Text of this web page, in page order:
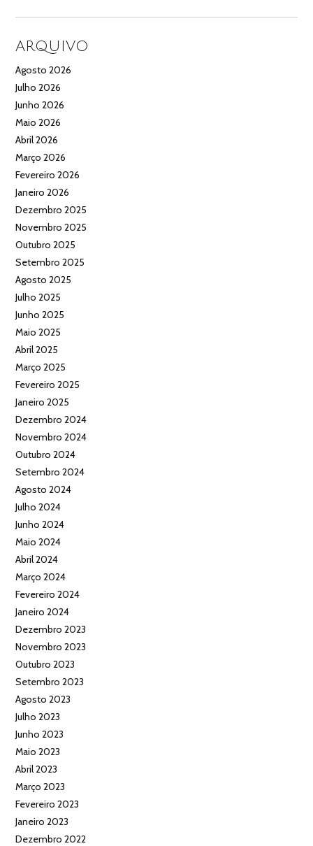
ARQUIVO
Agosto 2026
Julho 2026
Junho 2026
Maio 2026
Abril 2026
Março 2026
Fevereiro 2026
Janeiro 2026
Dezembro 2025
Novembro 2025
Outubro 2025
Setembro 2025
Agosto 2025
Julho 2025
Junho 2025
Maio 2025
Abril 2025
Março 2025
Fevereiro 2025
Janeiro 2025
Dezembro 2024
Novembro 2024
Outubro 2024
Setembro 2024
Agosto 2024
Julho 2024
Junho 2024
Maio 2024
Abril 2024
Março 2024
Fevereiro 2024
Janeiro 2024
Dezembro 2023
Novembro 2023
Outubro 2023
Setembro 2023
Agosto 2023
Julho 2023
Junho 2023
Maio 2023
Abril 2023
Março 2023
Fevereiro 2023
Janeiro 2023
Dezembro 2022